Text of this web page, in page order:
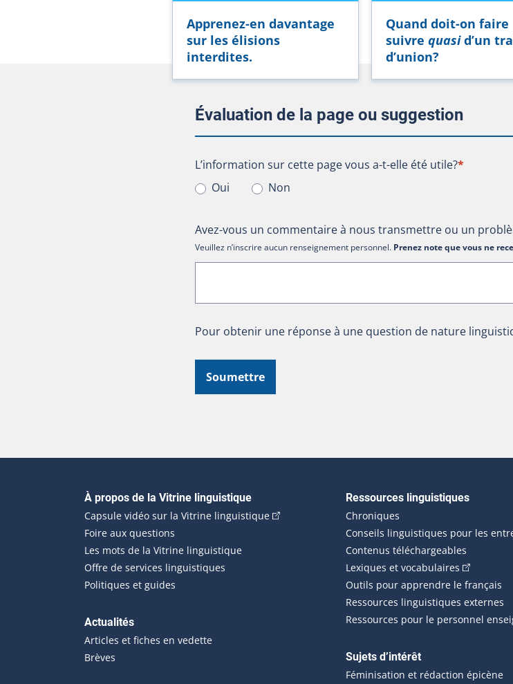
Apprenez-en davantage
sur les élisions
interdites.
Quand doit-on faire
suivre quasid’un
d’union?
Évaluation de la page ou suggestion
L’information sur cette page vous a-t-elle été utile?
L’information sur cette page vous a-t-elle été utile?*
Oui
Non
Avez-vous un commentaire à nous transmettre ou un
Veuillez n’inscrire aucun renseignement personnel. Prenez note que vous ne
Pour obtenir une réponse à une question de nature
Soumettre
Navigation principale
À propos de la Vitrine linguistique
Capsule vidéo sur la Vitrine linguistique(Cet hyperlien externe s'ouvrira dans une nouvelle
Foire aux questions
Les mots de la Vitrine linguistique
Offre de services linguistiques
Politiques et guides
Actualités
Articles et fiches en vedette
Brèves
Ressources linguistiques
Chroniques
Conseils linguistiques pour les
Contenus téléchargeables
Lexiques et vocabulaires (Cet
Outils pour apprendre le français
Ressources linguistiques externes
Ressources pour le personnel
Sujets d’intérêt
Féminisation et rédaction épicène